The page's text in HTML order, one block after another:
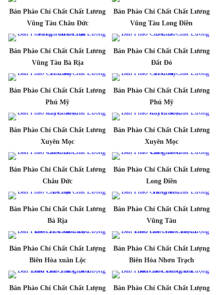
Bán Phào Chỉ Chất Chất Lương
Vũng Tàu Châu Đức
Bán Phào Chỉ Chất Chất Lương
Vũng Tàu Long Điền
Bán Phào Chỉ Chất Chất Lương
Vũng Tàu Bà Rịa
Bán Phào Chỉ Chất Chất Lương
Đất Đỏ
Bán Phào Chỉ Chất Chất Lương
Phú Mỹ
Bán Phào Chỉ Chất Chất Lương
Phú Mỹ
Bán Phào Chỉ Chất Chất Lương
Xuyên Mọc
Bán Phào Chỉ Chất Chất Lương
Xuyên Mọc
Bán Phào Chỉ Chất Chất Lương
Châu Đức
Bán Phào Chỉ Chất Chất Lương
Long Điền
Bán Phào Chỉ Chất Chất Lương
Bà Rịa
Bán Phào Chỉ Chất Chất Lương
Vũng Tàu
Bán Phào Chỉ Chất Chất Lượng
Biên Hòa xuân Lộc
Bán Phào Chỉ Chất Chất Lượng
Biên Hòa Nhơn Trạch
Bán Phào Chỉ Chất Chất Lượng
Bán Phào Chỉ Chất Chất Lượng